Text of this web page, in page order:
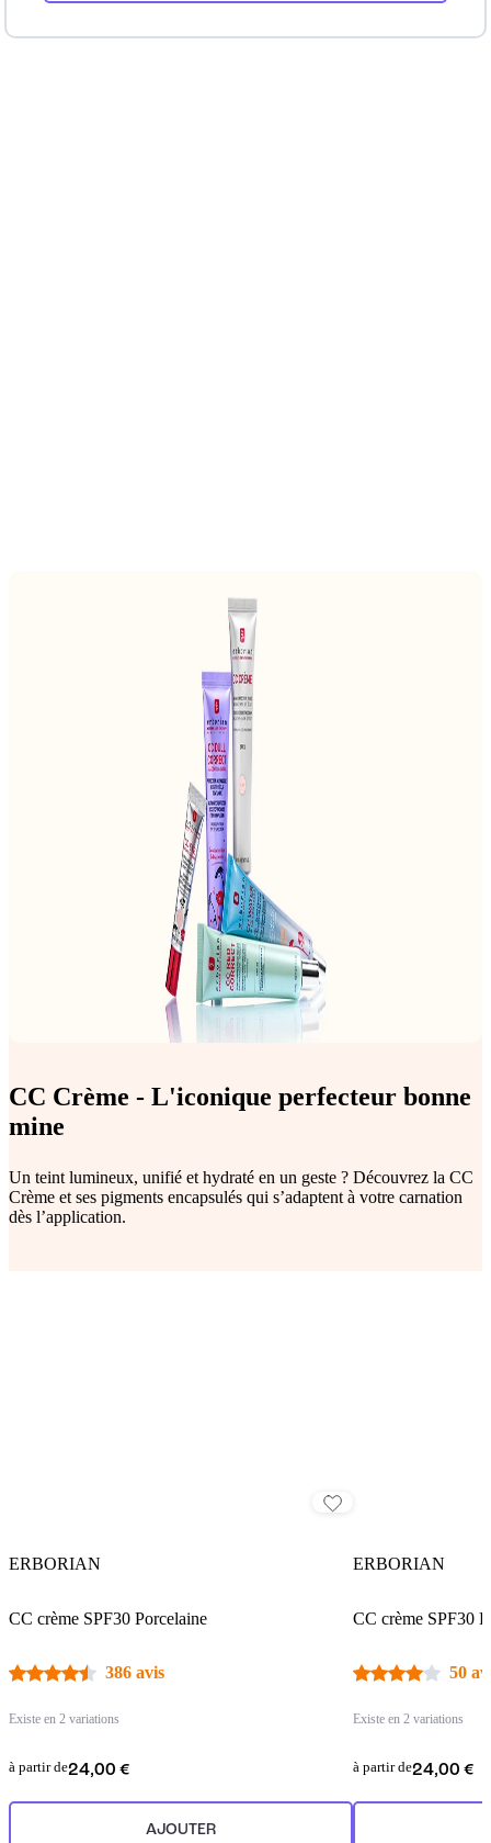
CC Crème - L'iconique perfecteur bonne
mine
Un teint lumineux, unifié et hydraté en un geste ? Découvrez la CC
Crème et ses pigments encapsulés qui s’adaptent à votre carnation
dès l’application.
ERBORIAN
CC crème SPF30 Porcelaine
386 avis
Existe en 2 variations
à partir de24,00 €
AJOUTER
ERBORIAN
CC crème SPF30
50
Existe en 2 variations
à partir de24,00 €